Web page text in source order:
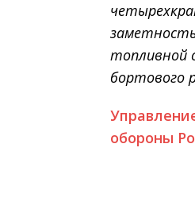
топливной
бортового
обороны